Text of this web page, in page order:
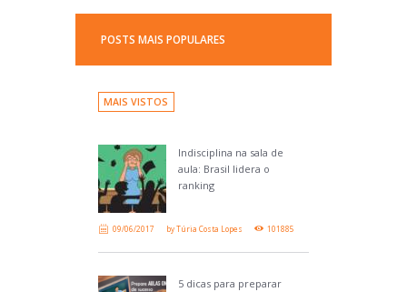
POSTS MAIS POPULARES
MAIS VISTOS
Indisciplina na sala de
aula: Brasil lidera o
ranking
09/06/2017 byTúria Costa Lopes 101885
5 dicas para preparar